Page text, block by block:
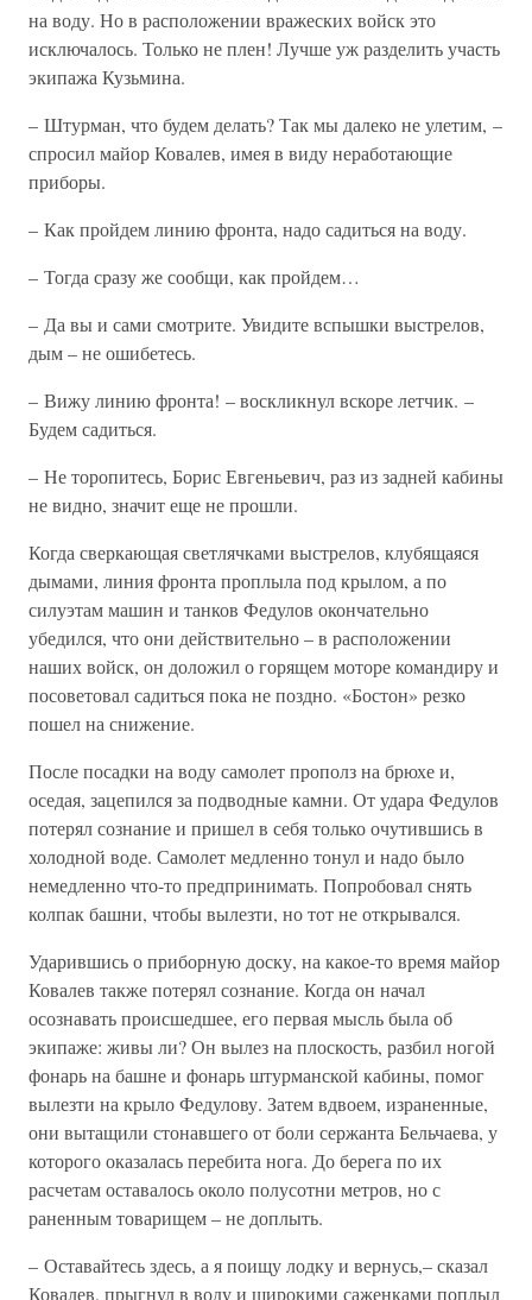
на воду. Но в расположении вражеских войск это
исключалось. Только не плен! Лучше уж разделить участь
экипажа Кузьмина.
– Штурман, что будем делать? Так мы далеко не улетим, –
спросил майор Ковалев, имея в виду неработающие
приборы.
– Как пройдем линию фронта, надо садиться на воду.
– Тогда сразу же сообщи, как пройдем…
– Да вы и сами смотрите. Увидите вспышки выстрелов,
дым – не ошибетесь.
– Вижу линию фронта! – воскликнул вскоре летчик. –
Будем садиться.
– Не торопитесь, Борис Евгеньевич, раз из задней кабины
не видно, значит еще не прошли.
Когда сверкающая светлячками выстрелов, клубящаяся
дымами, линия фронта проплыла под крылом, а по
силуэтам машин и танков Федулов окончательно
убедился, что они действительно – в расположении
наших войск, он доложил о горящем моторе командиру и
посоветовал садиться пока не поздно. «Бостон» резко
пошел на снижение.
После посадки на воду самолет прополз на брюхе и,
оседая, зацепился за подводные камни. От удара Федулов
потерял сознание и пришел в себя только очутившись в
холодной воде. Самолет медленно тонул и надо было
немедленно что-то предпринимать. Попробовал снять
колпак башни, чтобы вылезти, но тот не открывался.
Ударившись о приборную доску, на какое-то время майор
Ковалев также потерял сознание. Когда он начал
осознавать происшедшее, его первая мысль была об
экипаже: живы ли? Он вылез на плоскость, разбил ногой
фонарь на башне и фонарь штурманской кабины, помог
вылезти на крыло Федулову. Затем вдвоем, израненные,
они вытащили стонавшего от боли сержанта Бельчаева, у
которого оказалась перебита нога. До берега по их
расчетам оставалось около полусотни метров, но с
раненным товарищем – не доплыть.
– Оставайтесь здесь, а я поищу лодку и вернусь,– сказал
Ковалев, прыгнул в воду и широкими саженками поплыл